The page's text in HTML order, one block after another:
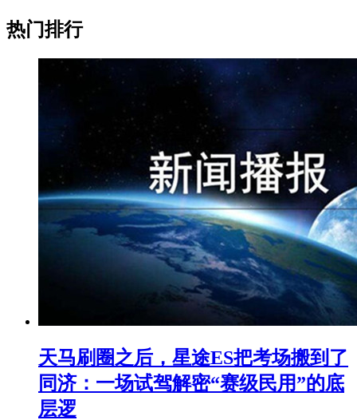
热门排行
天马刷圈之后，星途ES把考场搬到了
同济：一场试驾解密“赛级民用”的底
层逻